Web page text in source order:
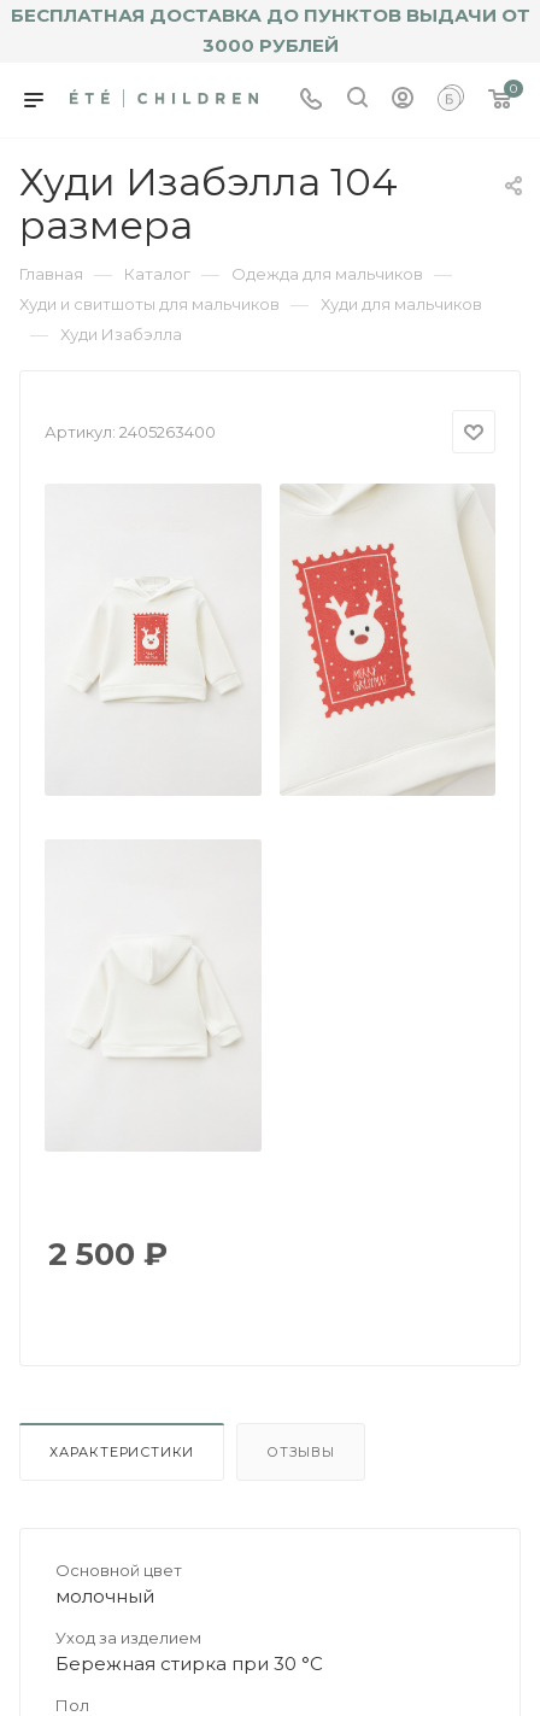
БЕСПЛАТНАЯ ДОСТАВКА ДО ПУНКТОВ ВЫДАЧИ ОТ
3000 РУБЛЕЙ
0
Худи Изабэлла 104
размера
Главная — Каталог — Одежда для мальчиков —
Худи и свитшоты для мальчиков — Худи для мальчиков
— Худи Изабэлла
Артикул: 2405263400
2 500 ₽
ХАРАКТЕРИСТИКИ ОТЗЫВЫ
Основной цвет
молочный
Уход за изделием
Бережная стирка при 30 °C
Пол